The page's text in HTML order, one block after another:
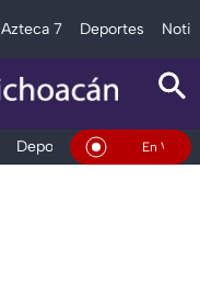
Azteca 7 Deportes
Deportes Espectáculos
En Vivo